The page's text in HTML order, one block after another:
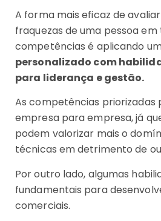
A forma mais eficaz de
fraquezas de uma pessoa
competências é aplicando
personalizado com
para liderança e gestão.
As competências priorizadas
empresa para empresa, já
podem valorizar mais o
técnicas em detrimento de
Por outro lado, algumas
fundamentais para
comerciais.